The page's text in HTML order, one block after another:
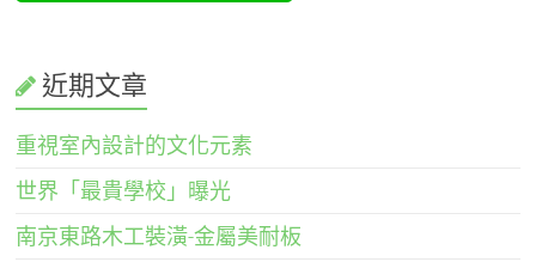
近期文章
重視室內設計的文化元素
世界「最貴學校」曝光
南京東路木工裝潢-金屬美耐板